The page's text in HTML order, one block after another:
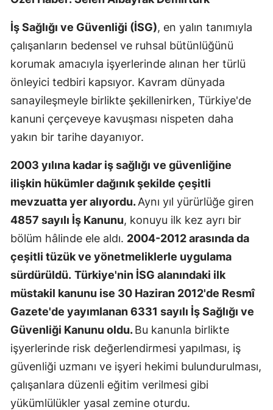
Giresun
Hakkari
Hatay
İzmir
Kastamonu
Kayseri
Kırklareli
Kırşehir
Kocaeli
İş Sağlığı ve Güvenliği (İSG), en yalın tanımıyla
çalışanların bedensel ve ruhsal bütünlüğünü
korumak amacıyla işyerlerinde alınan her türlü
önleyici tedbiri kapsıyor. Kavram dünyada
sanayileşmeyle birlikte şekillenirken, Türkiye'de
kanuni çerçeveye kavuşması nispeten daha
yakın bir tarihe dayanıyor.
2003 yılına kadar iş sağlığı ve güvenliğine
ilişkin hükümler dağınık şekilde çeşitli
mevzuatta yer alıyordu.Aynı yıl yürürlüğe giren
4857 sayılı İş Kanunu, konuyu ilk kez ayrı bir
bölüm hâlinde ele aldı. 2004-2012 arasında da
çeşitli tüzük ve yönetmeliklerle uygulama
sürdürüldü. Türkiye'nin İSG alanındaki ilk
müstakil kanunu ise 30 Haziran 2012'de Resmî
Gazete'de yayımlanan 6331 sayılı İş Sağlığı ve
Güvenliği Kanunu oldu.Bu kanunla birlikte
işyerlerinde risk değerlendirmesi yapılması, iş
güvenliği uzmanı ve işyeri hekimi bulundurulması,
çalışanlara düzenli eğitim verilmesi gibi
yükümlülükler yasal zemine oturdu.